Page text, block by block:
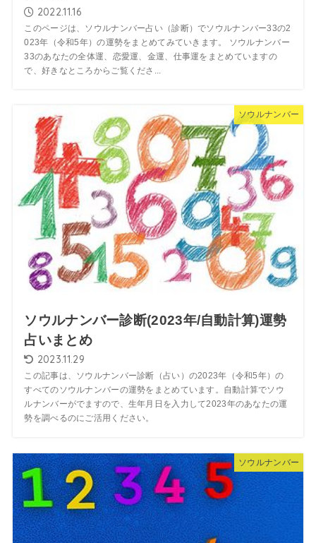
2022.11.16
このページは、ソウルナンバー占い（診断）でソウルナンバー33の2
023年（令和5年）の運勢をまとめてみていきます。 ソウルナンバー
33のあなたの全体運、恋愛運、金運、仕事運をまとめていますの
で、好きなところからご覧くださ...
ソウルナンバー
ソウルナンバー診断(2023年/自動計算)運勢
占いまとめ
2023.11.29
この記事は、ソウルナンバー診断（占い）の2023年（令和5年）の
すべてのソウルナンバーの運勢をまとめています。自動計算でソウ
ルナンバーがでますので、生年月日を入力して2023年のあなたの運
勢を調べるのにご活用ください。
ソウルナンバー